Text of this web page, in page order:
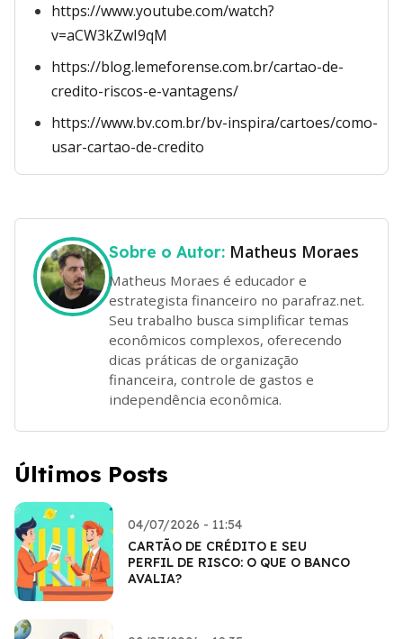
https://www.youtube.com/watch?
v=aCW3kZwI9qM
https://blog.lemeforense.com.br/cartao-de-
credito-riscos-e-vantagens/
https://www.bv.com.br/bv-inspira/cartoes/como-
usar-cartao-de-credito
Sobre o Autor: Matheus Moraes
Matheus Moraes é educador e
estrategista financeiro no parafraz.net.
Seu trabalho busca simplificar temas
econômicos complexos, oferecendo
dicas práticas de organização
financeira, controle de gastos e
independência econômica.
Últimos Posts
04/07/2026 - 11:54
CARTÃO DE CRÉDITO E SEU
PERFIL DE RISCO: O QUE O BANCO
AVALIA?